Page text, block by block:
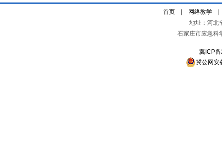
首页 网络教学
地址：河北
石家庄市应急科
冀ICP
冀公网安